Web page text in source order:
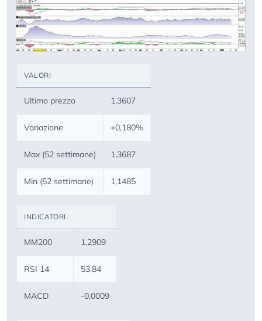
VALORI
Ultimo prezzo 1,3607
Variazione +0,180%
Max (52 settimane) 1,3687
Min (52 settimane) 1,1485
INDICATORI
MM200 1,2909
RSI 14 53,84
MACD -0,0009